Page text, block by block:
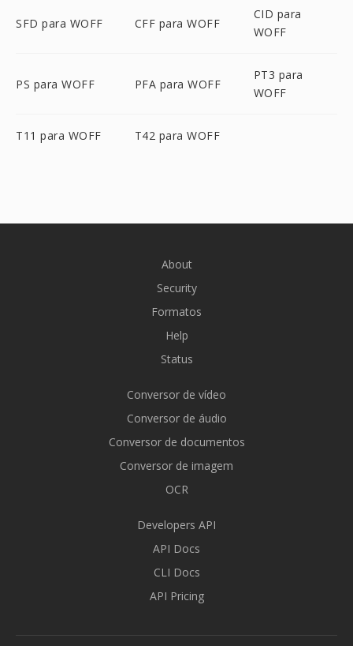
SFD para WOFF CFF para WOFF
CID para
WOFF
PS para WOFF PFA para WOFF
PT3 para
WOFF
T11 para WOFF T42 para WOFF
About
Security
Formatos
Help
Status
Conversor de vídeo
Conversor de áudio
Conversor de documentos
Conversor de imagem
OCR
Developers API
API Docs
CLI Docs
API Pricing